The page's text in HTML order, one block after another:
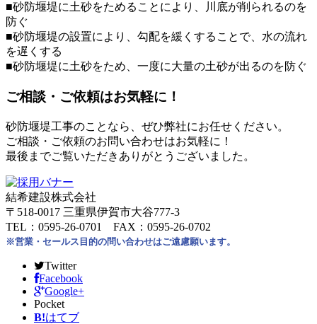
■砂防堰堤に土砂をためることにより、川底が削られるのを
防ぐ
■砂防堰堤の設置により、勾配を緩くすることで、水の流れ
を遅くする
■砂防堰堤に土砂をため、一度に大量の土砂が出るのを防ぐ
ご相談・ご依頼はお気軽に！
砂防堰堤工事のことなら、ぜひ弊社にお任せください。
ご相談・ご依頼のお問い合わせはお気軽に！
最後までご覧いただきありがとうございました。
結希建設株式会社
〒518-0017 三重県伊賀市大谷777-3
TEL：0595-26-0701 FAX：0595-26-0702
※営業・セールス目的の問い合わせはご遠慮願います。
Twitter
Facebook
Google+
Pocket
B!はてブ